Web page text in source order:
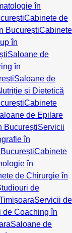
în
Cabinete de
BucureștiCabinete
în
Saloane de
în
Saloane de
și Dietetică
Cabinete
de Epilare
BucureștiServicii
în
Cabinete
în
de Chirurgie în
de
Servicii de
de Coaching în
Saloane de